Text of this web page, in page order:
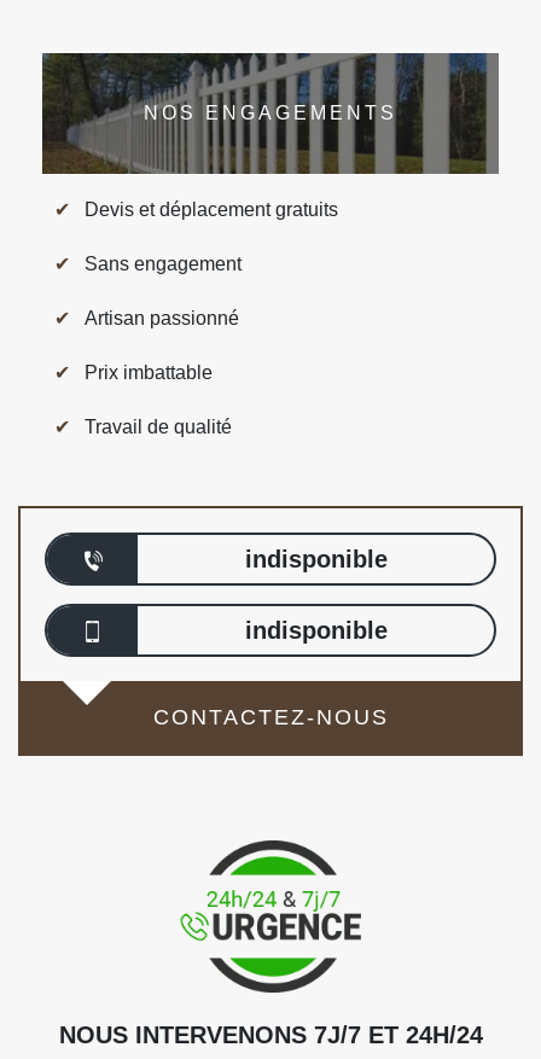
NOS ENGAGEMENTS
Devis et déplacement gratuits
Sans engagement
Artisan passionné
Prix imbattable
Travail de qualité
indisponible
indisponible
CONTACTEZ-NOUS
NOUS INTERVENONS 7J/7 ET 24H/24